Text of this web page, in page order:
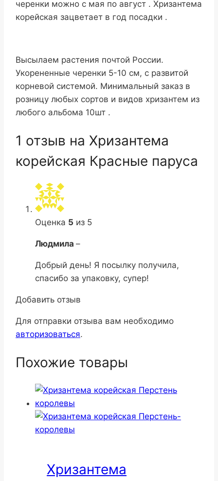
черенки можно с мая по август . Хризантема
корейская зацветает в год посадки .
Высылаем растения почтой России.
Укорененные черенки 5-10 см, с развитой
корневой системой. Минимальный заказ в
розницу любых сортов и видов хризантем из
любого альбома 10шт .
1 отзыв на Хризантема
корейская Красные паруса
Оценка 5 из 5
Людмила –
Добрый день! Я посылку получила,
спасибо за упаковку, супер!
Добавить отзыв
Для отправки отзыва вам необходимо
авторизоваться.
Похожие товары
Хризантема